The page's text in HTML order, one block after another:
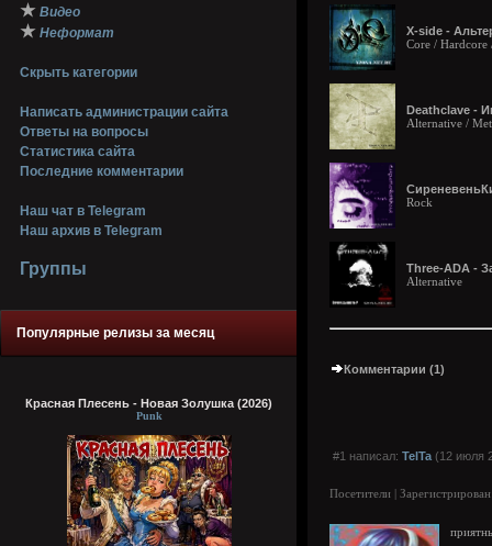
★ Видео
★ Неформат
Скрыть категории
Написать администрации сайта
Ответы на вопросы
Статистика сайта
Последние комментарии
Наш чат в Telegram
Наш архив в Telegram
Группы
Популярные релизы за месяц
Красная Плесень - Новая Золушка (2026)
Punk
X-side -
Core /
Deathclave -
Alternative /
Rock
Three-ADA -
Alternative
Комментарии (1)
#1 написал: TelTa (12 июля
Посетители |